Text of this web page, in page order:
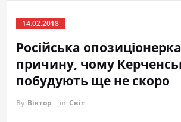
14.02.2018
Російська
причину, чому
побудують ще не скоро
By Віктор in Світ